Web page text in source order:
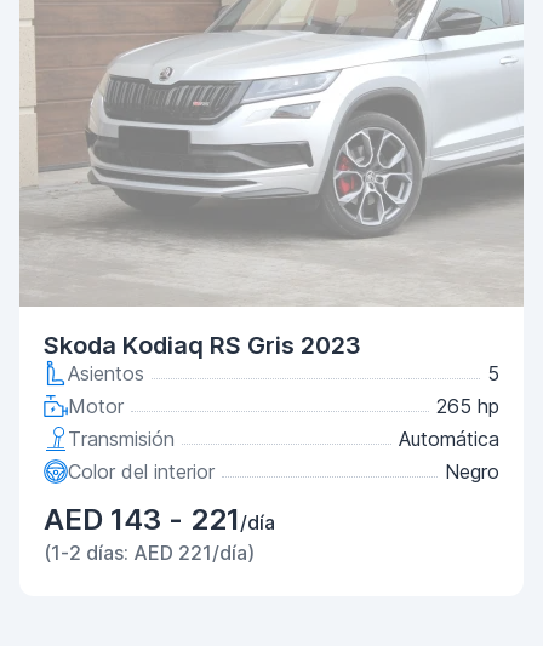
Skoda Kodiaq RS Gris 2023
Asientos
5
Motor
265 hp
Transmisión
Automática
Color del interior
Negro
AED 143 - 221/día
(1-2 días: AED 221/día)